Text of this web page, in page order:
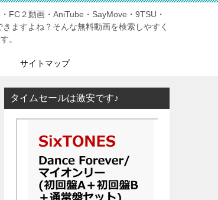
FC２動画・AniTube・SayMove・9TSU・
ますよね？そんな無料動画を検索しやすく
。
サイトマップ
タイムセールは激安です♪